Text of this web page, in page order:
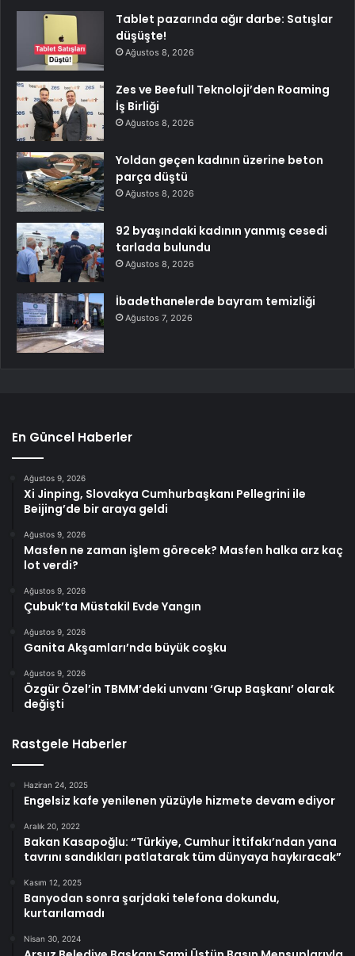
Tablet pazarında ağır darbe: Satışlar
düşüşte!
Ağustos 8, 2026
Zes ve Beefull Teknoloji’den Roaming
İş Birliği
Ağustos 8, 2026
Yoldan geçen kadının üzerine beton
parça düştü
Ağustos 8, 2026
92 byaşındaki kadının yanmış cesedi
tarlada bulundu
Ağustos 8, 2026
İbadethanelerde bayram temizliği
Ağustos 7, 2026
En Güncel Haberler
Ağustos 9, 2026
Xi Jinping, Slovakya Cumhurbaşkanı Pellegrini ile
Beijing’de bir araya geldi
Ağustos 9, 2026
Masfen ne zaman işlem görecek? Masfen halka arz kaç
lot verdi?
Ağustos 9, 2026
Çubuk’ta Müstakil Evde Yangın
Ağustos 9, 2026
Ganita Akşamları’nda büyük coşku
Ağustos 9, 2026
Özgür Özel’in TBMM’deki unvanı ‘Grup Başkanı’ olarak
değişti
Rastgele Haberler
Haziran 24, 2025
Engelsiz kafe yenilenen yüzüyle hizmete devam ediyor
Aralık 20, 2022
Bakan Kasapoğlu: “Türkiye, Cumhur İttifakı’ndan yana
tavrını sandıkları patlatarak tüm dünyaya haykıracak”
Kasım 12, 2025
Banyodan sonra şarjdaki telefona dokundu,
kurtarılamadı
Nisan 30, 2024